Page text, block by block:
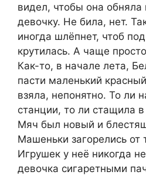
видел, чтобы она обняла
девочку. Не била, нет.
иногда шлёпнет, чтоб
крутилась. А чаще
Как-то, в начале лета,
пасти маленький
взяла, непонятно. То ли
станции, то ли стащила
Мяч был новый и
Машеньки загорелись от
Игрушек у неё никогда
девочка сигаретными